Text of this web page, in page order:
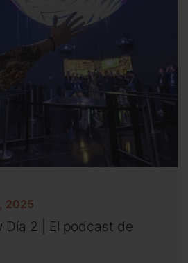
2025
Día 2 | El podcast de